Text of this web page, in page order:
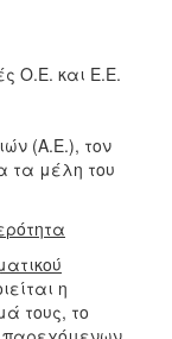
Ο.Ε. και Ε.Ε.
(Α.Ε.), τον
τα μέλη του
η
τους, το